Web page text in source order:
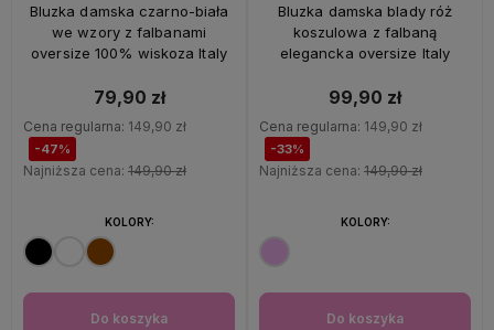
Bluzka damska czarno-biała
we wzory z falbanami
oversize 100% wiskoza Italy
79,90 zł
Cena regularna: 149,90 zł
-47%
Najniższa cena: 149,90 zł
Do koszyka
KOLORY:
Bluzka damska blady róż
koszulowa z falbaną
elegancka oversize Italy
99,90 zł
Cena regularna: 149,90 zł
-33%
Najniższa cena: 149,90 zł
Do koszyka
KOLORY: